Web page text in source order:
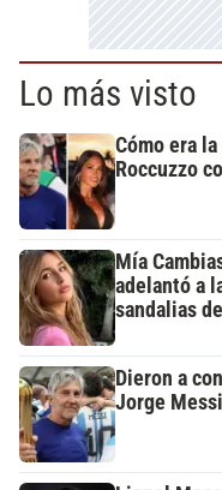
Lo más visto
Cómo era
Roccuzzo
Mía
adelantó a
sandalias
Dieron a
Jorge Messi